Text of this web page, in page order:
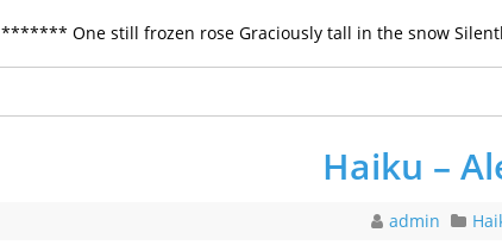
******* One still frozen rose Graciously tall in the snow
Haiku –
admin